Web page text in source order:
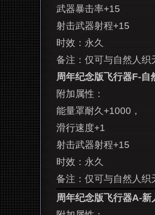
武器暴击率+15
射击武器射程+15
时效：永久
备注：仅可与自然人织
周年纪念版飞行器F-自
附加属性：
能量罩耐久+1000，
滑行速度+1
射击武器射程+15
时效：永久
备注：仅可与自然人织
周年纪念版飞行器A-新